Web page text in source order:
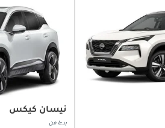
نيسان كيكس
بدءا من